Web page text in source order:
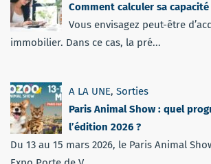
Comment calculer sa
Vous envisagez peut-être
immobilier. Dans ce cas, la pré...
A LA UNE, Sorties
Paris Animal Show : quel
l’édition 2026 ?
Du 13 au 15 mars 2026, le Paris Animal